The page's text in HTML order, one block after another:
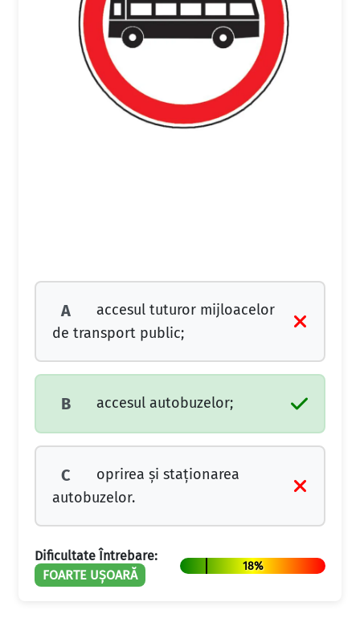
A
accesul tuturor mijloacelor
de transport public;
B accesul autobuzelor;
C
oprirea şi staţionarea
autobuzelor.
Dificultate Întrebare:
FOARTE UȘOARĂ
18%